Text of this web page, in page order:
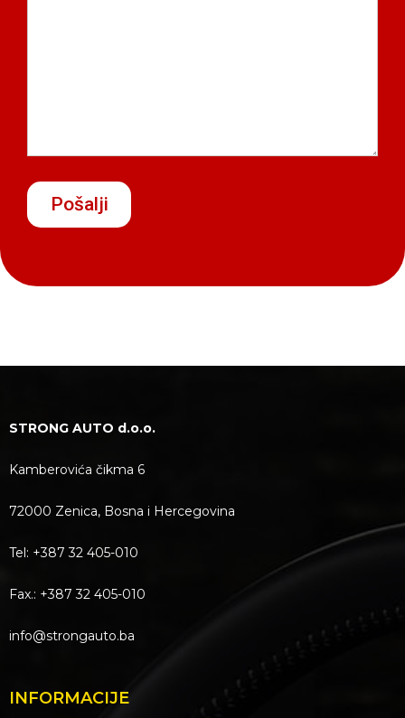
STRONG AUTO d.o.o.
Kamberovića čikma 6
72000 Zenica, Bosna i Hercegovina
Tel: +387 32 405-010
Fax.: +387 32 405-010
info@strongauto.ba
INFORMACIJE